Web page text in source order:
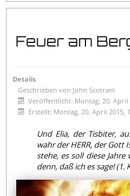
Feuer am
Details
Geschrieben von John Scotram
Veröffentlicht: Montag, 20. April
Erstellt: Montag, 20. April 2015,
Und Elia, der Tisbiter,
wahr der HERR, der Gott
stehe, es soll diese
denn, daß ich es sage! (1.